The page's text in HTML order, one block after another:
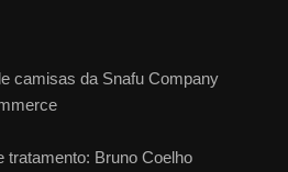
camisas da Snafu Company
tratamento: Bruno Coelho